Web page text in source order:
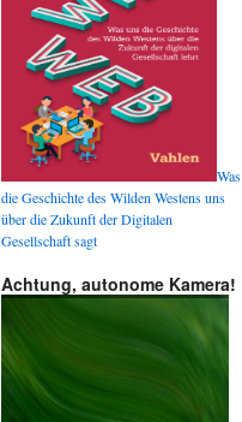
Was
die Geschichte des Wilden Westens uns
über die Zukunft der Digitalen
Gesellschaft sagt
Achtung, autonome Kamera!